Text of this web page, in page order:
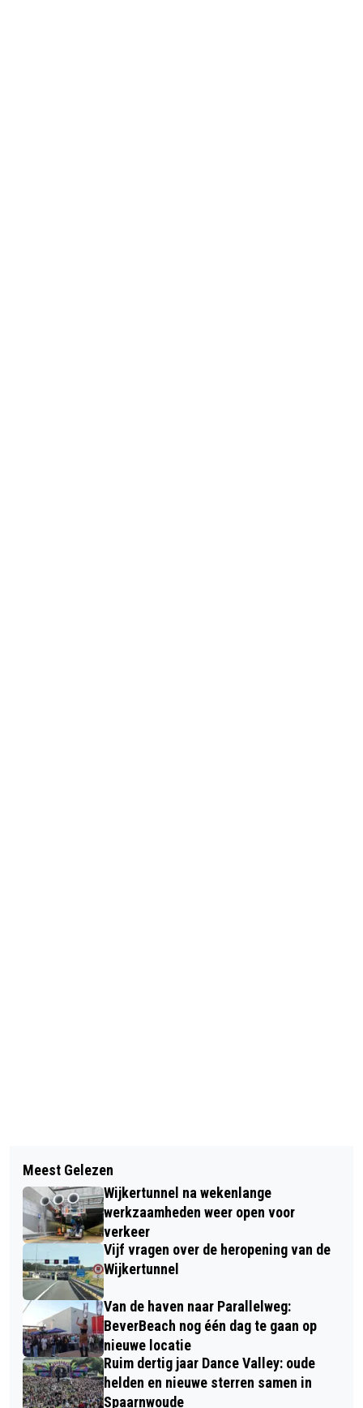
STEEKPARTIJ BIJ HOTEL AKERSLOOT,
PERSOON OM HET LEVEN GEKOMEN
AUTO KOMT HALF BOVEN TUNNEL
TOT STILSTAND NA BOTSING OP A9
BIJ BEVERWIJK
Meest Gelezen
Wijkertunnel na wekenlange
werkzaamheden weer open voor
verkeer
Vijf vragen over de heropening van de
Wijkertunnel
Van de haven naar Parallelweg:
BeverBeach nog één dag te gaan op
nieuwe locatie
Ruim dertig jaar Dance Valley: oude
helden en nieuwe sterren samen in
Spaarnwoude